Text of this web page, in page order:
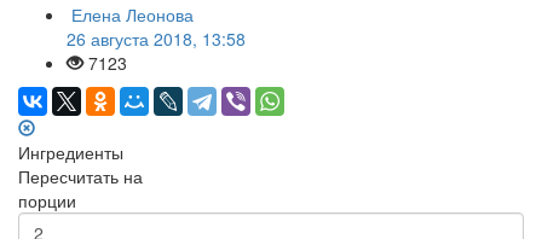
Елена Леонова
26 августа 2018, 13:58
7123
Ингредиенты
Пересчитать на
порции